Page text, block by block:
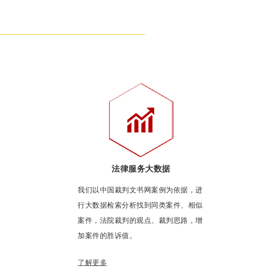
法律服务大数据
我们以中国裁判文书网案例为依据，进
行大数据检索分析找到同类案件、相似
案件，法院裁判的观点、裁判思路，增
加案件的胜诉值。
了解更多